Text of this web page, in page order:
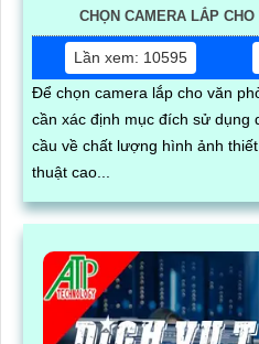
CHỌN CAMERA LẮP
Lần xem: 10595
Để chọn camera lắp cho văn
cần xác định mục đích sử dụng diện tích văn phòng và yêu
cầu về chất lượng hình ảnh
thuật cao...